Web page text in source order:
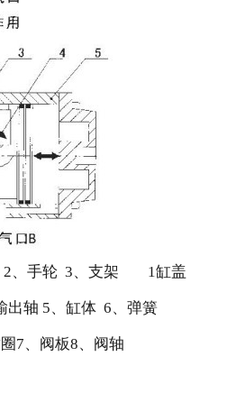
2、手轮 3、支架 1缸盖
出轴 5、缸体 6、弹簧
7、阀板8、阀轴